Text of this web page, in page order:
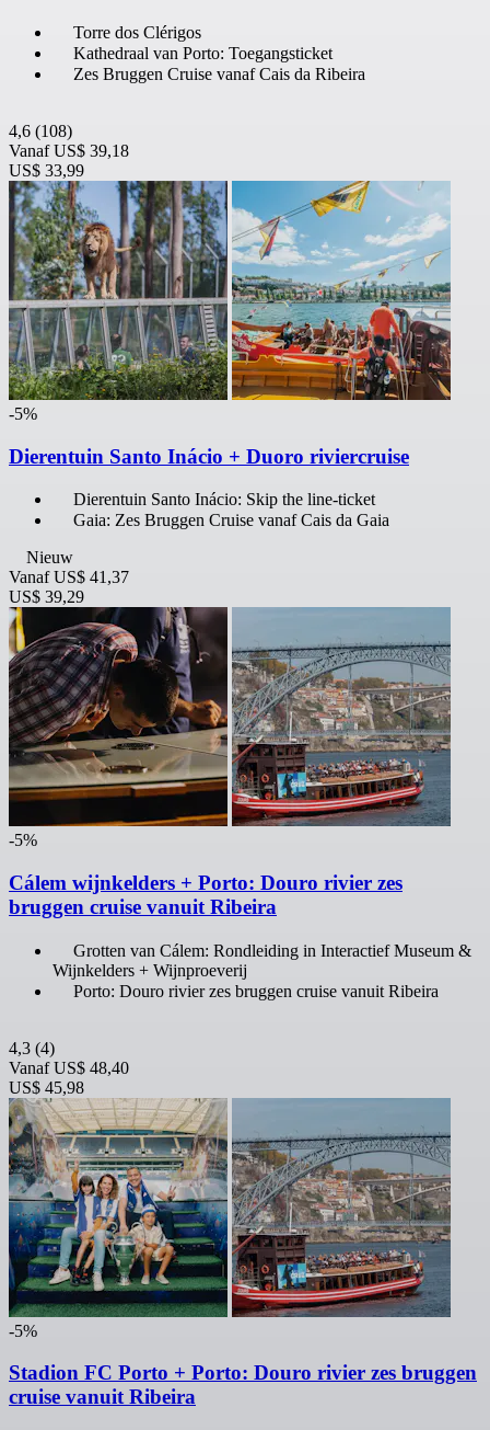
Torre dos Clérigos
Kathedraal van Porto: Toegangsticket
Zes Bruggen Cruise vanaf Cais da Ribeira
4,6 (108)
Vanaf US$ 39,18
US$ 33,99
-5%
Dierentuin Santo Inácio + Duoro riviercruise
Dierentuin Santo Inácio: Skip the line-ticket
Gaia: Zes Bruggen Cruise vanaf Cais da Gaia
Nieuw
Vanaf US$ 41,37
US$ 39,29
-5%
Cálem wijnkelders + Porto: Douro rivier zes
bruggen cruise vanuit Ribeira
Grotten van Cálem: Rondleiding in Interactief Museum &
Wijnkelders + Wijnproeverij
Porto: Douro rivier zes bruggen cruise vanuit Ribeira
4,3 (4)
Vanaf US$ 48,40
US$ 45,98
-5%
Stadion FC Porto + Porto: Douro rivier zes bruggen
cruise vanuit Ribeira